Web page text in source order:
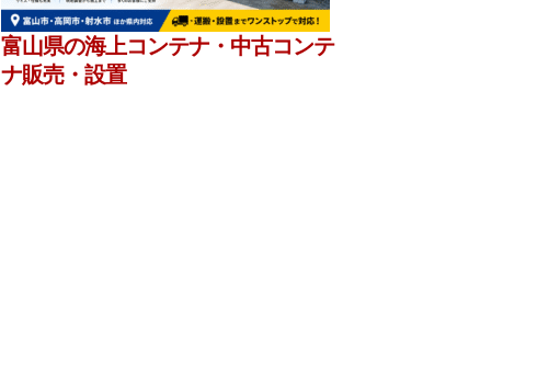
富山県の海上コンテナ・中古コンテ
ナ販売・設置